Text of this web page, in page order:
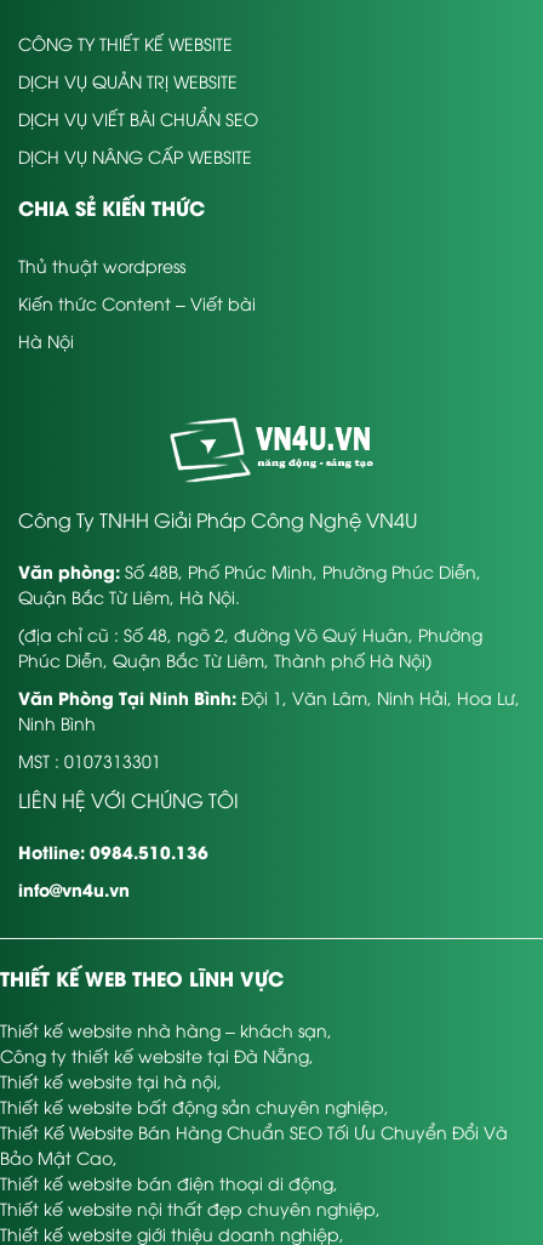
CÔNG TY THIẾT KẾ WEBSITE
DỊCH VỤ QUẢN TRỊ WEBSITE
DỊCH VỤ VIẾT BÀI CHUẨN SEO
DỊCH VỤ NÂNG CẤP WEBSITE
CHIA SẺ KIẾN THỨC
Thủ thuật wordpress
Kiến thức Content – Viết bài
Hà Nội
Công Ty TNHH Giải Pháp Công Nghệ VN4U
Văn phòng: Số 48B, Phố Phúc Minh, Phường Phúc Diễn,
Quận Bắc Từ Liêm, Hà Nội.
(địa chỉ cũ : Số 48, ngõ 2, đường Võ Quý Huân, Phường
Phúc Diễn, Quận Bắc Từ Liêm, Thành phố Hà Nội)
Văn Phòng Tại Ninh Bình: Đội 1, Văn Lâm, Ninh Hải, Hoa Lư,
Ninh Bình
MST : 0107313301
LIÊN HỆ VỚI CHÚNG TÔI
Hotline: 0984.510.136
info@vn4u.vn
THIẾT KẾ WEB THEO LĨNH VỰC
Thiết kế website nhà hàng – khách sạn,
Công ty thiết kế website tại Đà Nẵng,
Thiết kế website tại hà nội,
Thiết kế website bất động sản chuyên nghiệp,
Thiết Kế Website Bán Hàng Chuẩn SEO Tối Ưu Chuyển Đổi Và
Bảo Mật Cao,
Thiết kế website bán điện thoại di động,
Thiết kế website nội thất đẹp chuyên nghiệp,
Thiết kế website giới thiệu doanh nghiệp,